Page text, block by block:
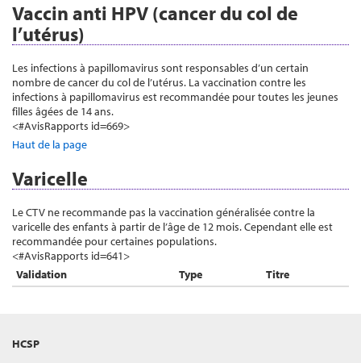
Vaccin anti HPV (cancer du col de
l’utérus)
Les infections à papillomavirus sont responsables d’un certain
nombre de cancer du col de l’utérus. La vaccination contre les
infections à papillomavirus est recommandée pour toutes les jeunes
filles âgées de 14 ans.
<#AvisRapports id=669>
Haut de la page
Varicelle
Le CTV ne recommande pas la vaccination généralisée contre la
varicelle des enfants à partir de l’âge de 12 mois. Cependant elle est
recommandée pour certaines populations.
<#AvisRapports id=641>
Validation
Type Titre
HCSP